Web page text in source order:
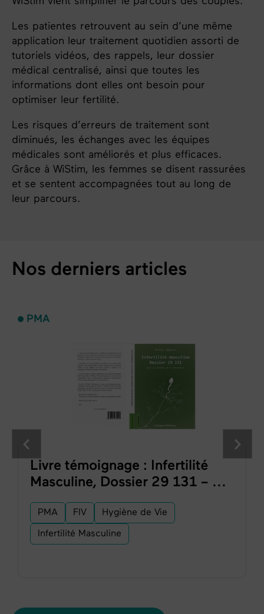
Les patientes retrouvent au sein d’une même
application leur traitement quotidien assorti de
tutoriels vidéos, des rappels, leur dossier
médical centralisé, ainsi que toutes les
informations dont elles ont besoin pour
optimiser leur fertilité.
Les risques d’erreurs de traitement sont
diminués, les échanges avec les équipes
médicales sont améliorés et plus efficaces.
Grâce à WiStim, les femmes se disent rassurées
et se sentent accompagnées tout au long de
leur parcours.
Nos derniers articles
PMA
Livre témoignage : Infertilité
Masculine, Dossier 29 131 – ...
PMA FIV Hygiène de Vie
Infertilité Masculine